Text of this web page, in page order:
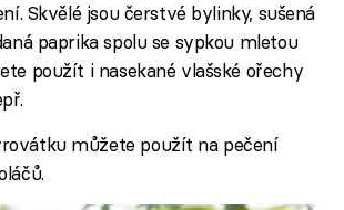
Skvělé jsou čerstvé bylinky, sušená
paprika spolu se sypkou mletou
použít i nasekané vlašské ořechy
můžete použít na pečení